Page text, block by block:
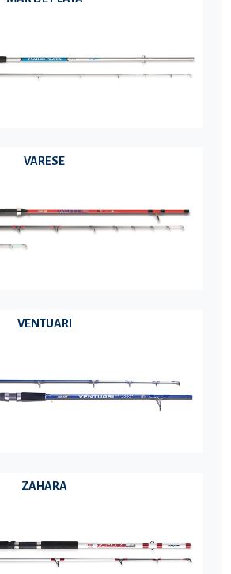
VARESE
VENTUARI
ZAHARA